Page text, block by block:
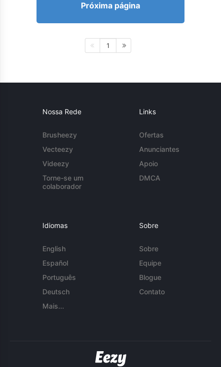
Próxima página
1
Nossa Rede
Brusheezy
Vecteezy
Videezy
Torne-se um
colaborador
Links
Ofertas
Anunciantes
Apoio
DMCA
Idiomas
English
Español
Português
Deutsch
Mais...
Sobre
Sobre
Equipe
Blogue
Contato